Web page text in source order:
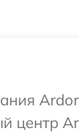
центр